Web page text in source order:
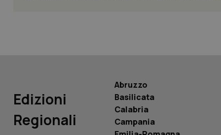
Edizioni
Regionali
Abruzzo
Basilicata
Calabria
Campania